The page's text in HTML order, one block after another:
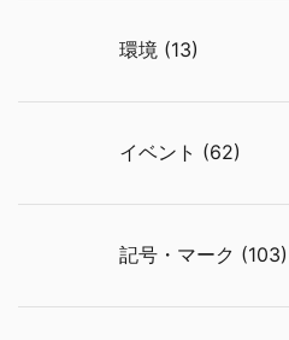
環境 (13)
イベント (62)
記号・マーク (103)